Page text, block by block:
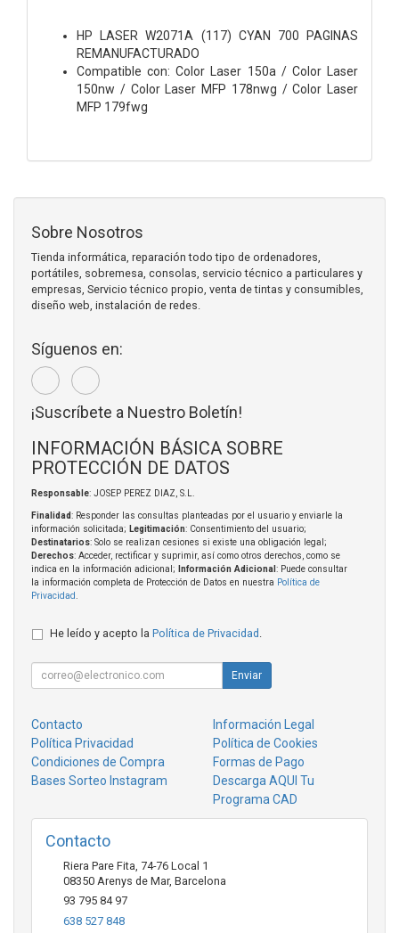
HP LASER W2071A (117) CYAN 700 PAGINAS
REMANUFACTURADO
Compatible con: Color Laser 150a / Color Laser
150nw / Color Laser MFP 178nwg / Color Laser
MFP 179fwg
Sobre Nosotros
Tienda informática, reparación todo tipo de ordenadores,
portátiles, sobremesa, consolas, servicio técnico a particulares y
empresas, Servicio técnico propio, venta de tintas y consumibles,
diseño web, instalación de redes.
Síguenos en:
¡Suscríbete a Nuestro Boletín!
INFORMACIÓN BÁSICA SOBRE
PROTECCIÓN DE DATOS
Responsable: JOSEP PEREZ DIAZ, S.L.
Finalidad: Responder las consultas planteadas por el usuario y enviarle la
información solicitada; Legitimación: Consentimiento del usuario;
Destinatarios: Solo se realizan cesiones si existe una obligación legal;
Derechos: Acceder, rectificar y suprimir, así como otros derechos, como se
indica en la información adicional;
Información Adicional : Puede consultar
la información completa de Protección de Datos en nuestra Política de
Privacidad
He leído y acepto la Política de Privacidad
Enviar
Contacto
Información Legal
Política Privacidad
Política de Cookies
Condiciones de Compra
Formas de Pago
Bases Sorteo Instagram
Descarga AQUI Tu
Programa CAD
Contacto
Riera Pare Fita, 74-76 Local 1
08350 Arenys de Mar, Barcelona
93 795 84 97
638 527 848